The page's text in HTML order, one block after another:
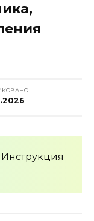
Инструкция